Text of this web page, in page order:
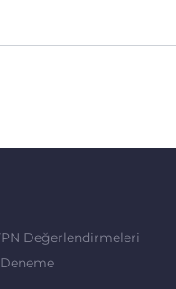
Değerlendirmeleri